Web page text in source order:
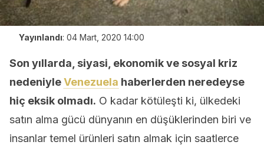
Yayınlandı: 04 Mart, 2020 14:00
Son yıllarda, siyasi, ekonomik ve sosyal kriz
nedeniyleVenezuela haberlerden neredeyse
hiç eksik olmadı. O kadar kötüleşti ki, ülkedeki
satın alma gücü dünyanın en düşüklerinden biri ve
insanlar temel ürünleri satın almak için saatlerce